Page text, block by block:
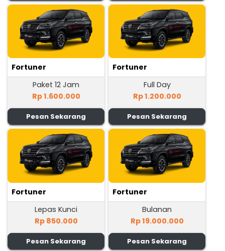
Fortuner
Paket 12 Jam
Rp 1.600.000
Pesan Sekarang
Fortuner
Full Day
Rp 1.200.000
Pesan Sekarang
Fortuner
Lepas Kunci
Rp 850.000
Pesan Sekarang
Fortuner
Bulanan
Rp 19.000.000
Pesan Sekarang